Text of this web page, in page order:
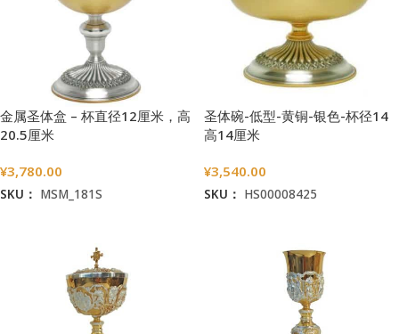
金属圣体盒 – 杯直径12厘米，高
20.5厘米
¥3,780.00
SKU： MSM_181S
圣体碗-低型-黄铜-银色-杯径14
高14厘米
¥3,540.00
SKU： HS00008425